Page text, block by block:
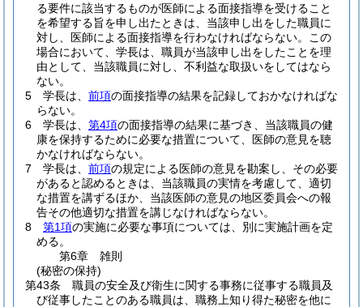
る要件に該当するものが医師による面接指導を受けること
を希望する旨を申し出たときは、当該申し出をした職員に
対し、医師による面接指導を行わなければならない。
この
場合において、学長は、職員が当該申し出をしたことを理
由として、当該職員に対し、不利益な取扱いをしてはなら
ない。
5
学長は、 前項の面接指導の結果を記録しておかなければな
らない。
6
学長は、 第4項の面接指導の結果に基づき、当該職員の健
康を保持するために必要な措置について、医師の意見を聴
かなければならない。
7
学長は、 前項の規定による医師の意見を勘案し、その必要
があると認めるときは、当該職員の実情を考慮して、適切
な措置を講ずるほか、当該医師の意見の地区委員会への報
告その他適切な措置を講じなければならない。
8
第1項の実施に必要な事項については、別に実施計画を定
める。
第6章
雑則
(秘密の保持)
第43条
職員の安全及び衛生に関する事務に従事する職員及
び従事したことのある職員は、職務上知り得た秘密を他に